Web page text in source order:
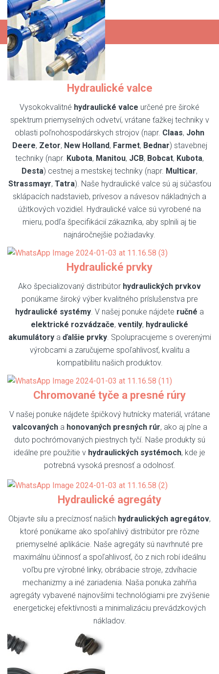
nás kontaktujte.
Kariéra
Hydraulické valce
Vysokokvalitné hydraulické valce určené pre široké
spektrum priemyselných odvetví, vrátane ťažkej techniky v
oblasti poľnohospodárskych strojov (napr. Claas, John
Deere, Zetor, New Holland, Farmet, Bednar) stavebnej
techniky (napr. Kubota, Manitou, JCB, Bobcat, Kubota,
Desta) cestnej a mestskej techniky (napr. Multicar,
Strassmayr, Tatra). Naše hydraulické valce sú aj súčasťou
sklápacích nadstavieb, prívesov a návesov nákladných a
úžitkových vozidiel. Hydraulické valce sú vyrobené na
mieru, podľa špecifikácií zákazníka, aby splnili aj tie
najnáročnejšie požiadavky.
Hydraulické prvky
Ako špecializovaný distribútor hydraulických prvkov
ponúkame široký výber kvalitného príslušenstva pre
hydraulické systémy . V našej ponuke nájdete ručné a
elektrické rozvádzače, ventily, hydraulické
akumulátorya ďalšie prvky. Spolupracujeme s overenými
výrobcami a zaručujeme spoľahlivosť, kvalitu a
kompatibilitu našich produktov.
Chromované tyče a presné rúry
V našej ponuke nájdete špičkový hutnícky materiál, vrátane
valcovanýcha honovaných presných rúr, ako aj plne a
duto pochrómovaných piestnych tyčí. Naše produkty sú
ideálne pre použitie v hydraulických systémoch, kde je
potrebná vysoká presnosť a odolnosť.
Hydraulické agregáty
Objavte silu a precíznosť našich hydraulických agregátov,
ktoré ponúkame ako spoľahlivý distribútor pre rôzne
priemyselné aplikácie. Naše agregáty sú navrhnuté pre
maximálnu účinnosť a spoľahlivosť, čo z nich robí ideálnu
voľbu pre výrobné linky, obrábacie stroje, zdvíhacie
mechanizmy a iné zariadenia. Naša ponuka zahŕňa
agregáty vybavené najnovšími technológiami pre zvýšenie
energetickej efektívnosti a minimalizáciu prevádzkových
nákladov.